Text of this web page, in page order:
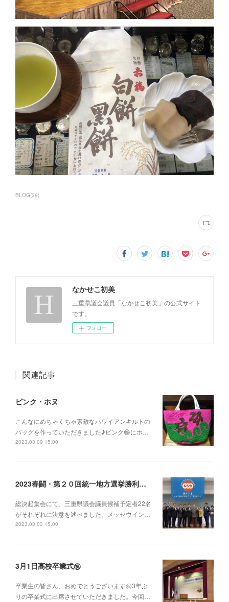
BLOG(39)
なかせこ初美
三重県議会議員「なかせこ初美」の公式サイト
です。
フォロー
関連記事
ピンク・ホヌ
こんなにめちゃくちゃ素敵なハワイアンキルトの
バッグを作っていただきました♪ピンク😁にホ…
2023.03.09 15:00
2023春闘・第２０回統一地方選挙勝利へ〜総決起集会〜
総決起集会にて、三重県議会議員候補予定者22名
がそれぞれに決意を述べました。メッセウイン…
2023.03.03 15:00
3月1日高校卒業式㊗️
卒業生の皆さん、おめでとうございます㊗️3年ぶ
りの卒業式に出席させていただきました。今回…